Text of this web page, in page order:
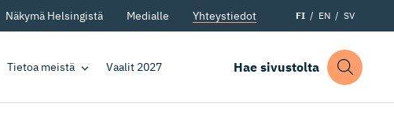
Näkymä Helsingistä Medialle Yhteystiedot FI EN SV
Tietoa meistä Vaalit 2027 Hae sivustolta